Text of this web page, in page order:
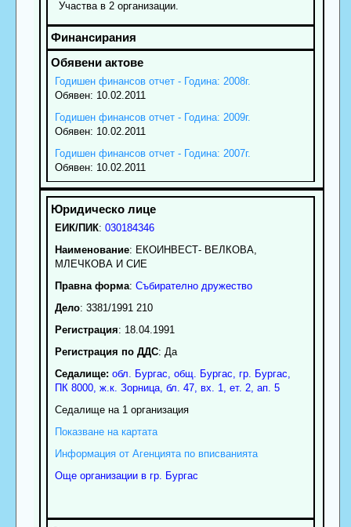
Участва в 2 организации.
Годишен финансов отчет - Година: 2008г.
Обявен: 10.02.2011
Годишен финансов отчет - Година: 2009г.
Обявен: 10.02.2011
Годишен финансов отчет - Година: 2007г.
Обявен: 10.02.2011
ЕИК/ПИК: 030184346
Наименование: ЕКОИНВЕСТ- ВЕЛКОВА,
МЛЕЧКОВА И СИЕ
Правна форма: Събирателно дружество
Дело: 3381/1991 210
Регистрация: 18.04.1991
Регистрация по ДДС: Да
Седалище: обл. Бургас общ. Бургас гр. Бургас
ПК 8000, ж.к. Зорница, бл. 47, вх. 1, ет. 2, ап. 5
Седалище на 1 организация
Показване на картата
Информация от Агенцията по вписванията
Още организации в гр. Бургас